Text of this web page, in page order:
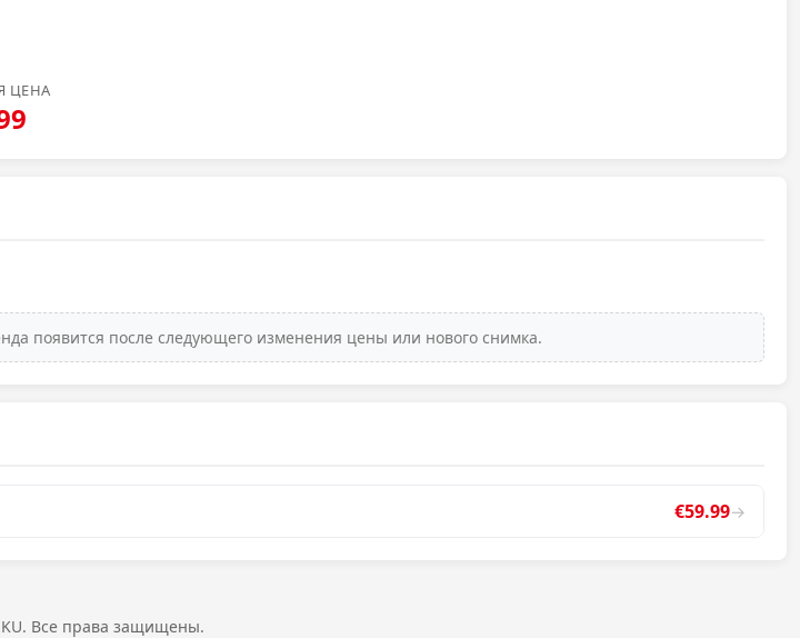
ЦЕНА
появится после следующего изменения цены или нового снимка.
€59.99→
Все права защищены.